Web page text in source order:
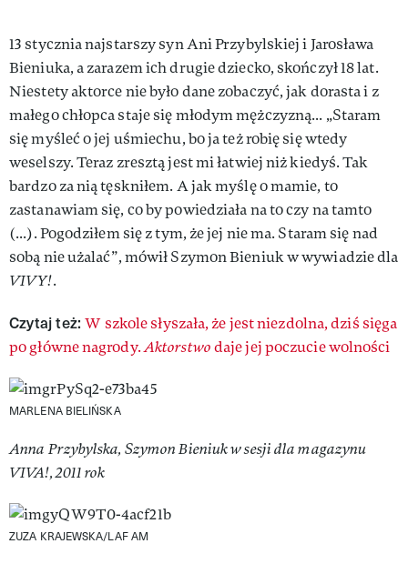
13 stycznia najstarszy syn Ani Przybylskiej i Jarosława
Bieniuka, a zarazem ich drugie dziecko, skończył 18 lat.
Niestety aktorce nie było dane zobaczyć, jak dorasta i z
małego chłopca staje się młodym mężczyzną... „Staram
się myśleć o jej uśmiechu, bo ja też robię się wtedy
weselszy. Teraz zresztą jest mi łatwiej niż kiedyś. Tak
bardzo za nią tęskniłem. A jak myślę o mamie, to
zastanawiam się, co by powiedziała na to czy na tamto
(...). Pogodziłem się z tym, że jej nie ma. Staram się nad
sobą nie użalać”, mówił Szymon Bieniuk w wywiadzie dla
VIVY!.
Czytaj też:W szkole słyszała, że jest niezdolna, dziś sięga
po główne nagrody.Aktorstwodaje jej poczucie wolności
MARLENA BIELIŃSKA
Anna Przybylska, Szymon Bieniuk w sesji dla magazynu
VIVA!, 2011 rok
ZUZA KRAJEWSKA/LAF AM